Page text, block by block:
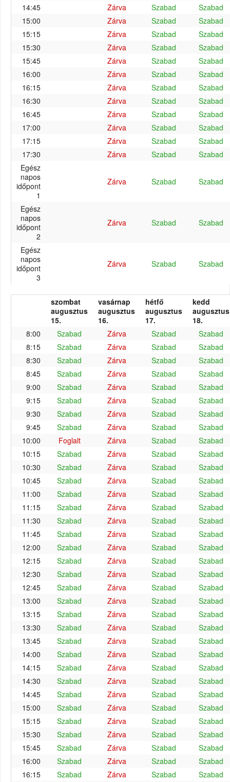
14:45
Zárva Szabad
Szabad
15:00
Zárva Szabad
Szabad
15:15
Zárva Szabad
Szabad
15:30
Zárva Szabad
Szabad
15:45
Zárva Szabad
Szabad
16:00
Zárva Szabad
Szabad
16:15
Zárva Szabad
Szabad
16:30
Zárva Szabad
Szabad
16:45
Zárva Szabad
Szabad
17:00
Zárva Szabad
Szabad
17:15
Zárva Szabad
Szabad
17:30
Zárva Szabad
Szabad
Egész
napos
időpont
1
Zárva Szabad Szabad
Egész
napos
időpont
2
Zárva Szabad Szabad
Egész
napos
időpont
3
Zárva Szabad Szabad
szombat
augusztus
15.
vasárnap
augusztus
16.
hétfő
augusztus
17.
kedd
augusztus
18.
8:00
Szabad Zárva Szabad
Szabad
8:15
Szabad Zárva Szabad
Szabad
8:30
Szabad Zárva Szabad
Szabad
8:45
Szabad Zárva Szabad
Szabad
9:00
Szabad Zárva Szabad
Szabad
9:15
Szabad Zárva Szabad
Szabad
9:30
Szabad Zárva Szabad
Szabad
9:45
Szabad Zárva Szabad
Szabad
10:00
Foglalt Zárva Szabad
Szabad
10:15
Szabad Zárva Szabad
Szabad
10:30
Szabad Zárva Szabad
Szabad
10:45
Szabad Zárva Szabad
Szabad
11:00
Szabad Zárva Szabad
Szabad
11:15
Szabad Zárva Szabad
Szabad
11:30
Szabad Zárva Szabad
Szabad
11:45
Szabad Zárva Szabad
Szabad
12:00
Szabad Zárva Szabad
Szabad
12:15
Szabad Zárva Szabad
Szabad
12:30
Szabad Zárva Szabad
Szabad
12:45
Szabad Zárva Szabad
Szabad
13:00
Szabad Zárva Szabad
Szabad
13:15
Szabad Zárva Szabad
Szabad
13:30
Szabad Zárva Szabad
Szabad
13:45
Szabad Zárva Szabad
Szabad
14:00
Szabad Zárva Szabad
Szabad
14:15
Szabad Zárva Szabad
Szabad
14:30
Szabad Zárva Szabad
Szabad
14:45
Szabad Zárva Szabad
Szabad
15:00
Szabad Zárva Szabad
Szabad
15:15
Szabad Zárva Szabad
Szabad
15:30
Szabad Zárva Szabad
Szabad
15:45
Szabad Zárva Szabad
Szabad
16:00
Szabad Zárva Szabad
Szabad
16:15
Szabad Zárva Szabad Szabad